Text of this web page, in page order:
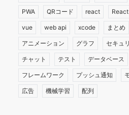
PWA QRコード react
vue web api xcode まとめ
アニメーション グラフ セキュ
チャット テスト データベース
フレームワーク プッシュ通知
広告 機械学習 配列